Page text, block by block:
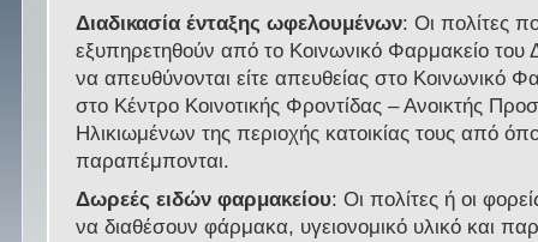
Διαδικασία ένταξης ωφελουμένων: Οι πολίτες
εξυπηρετηθούν από το Κοινωνικό Φαρμακείο
να απευθύνονται είτε απευθείας στο Κοινωνικό
στο Κέντρο Κοινοτικής Φροντίδας – Ανοικτής
Ηλικιωμένων της περιοχής κατοικίας τους από
παραπέμπονται.
Δωρεές ειδών φαρμακείου: Οι πολίτες ή οι
να διαθέσουν φάρμακα, υγειονομικό υλικό και